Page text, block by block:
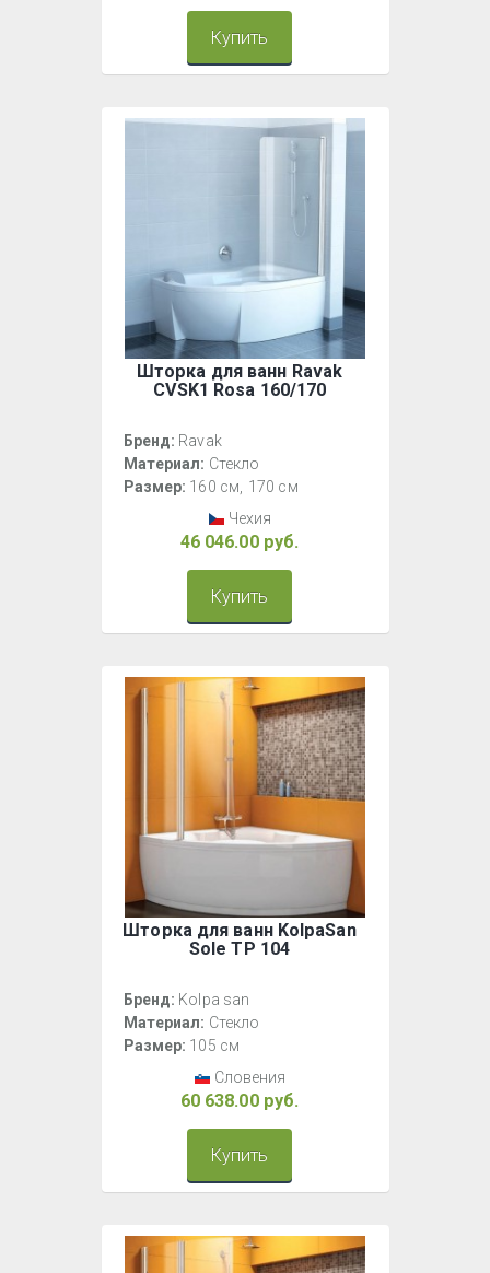
Купить
Шторка для ванн Ravak
CVSK1 Rosa 160/170
Бренд: Ravak
Материал: Стекло
Размер: 160 см
170 см
Чехия
46 046.00 руб.
Купить
Шторка для ванн KolpaSan
Sole TP 104
Бренд: Kolpa san
Материал: Стекло
Размер: 105 см
Словения
60 638.00 руб.
Купить